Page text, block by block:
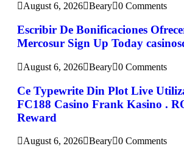
August 6, 2026 Beary 0 Comments
Escribir De Bonificaciones
Mercosur Sign Up Today
August 6, 2026 Beary 0 Comments
Ce Typewrite Din Plot Live
FC188 Casino Frank Kasino .
Reward
August 6, 2026 Beary 0 Comments